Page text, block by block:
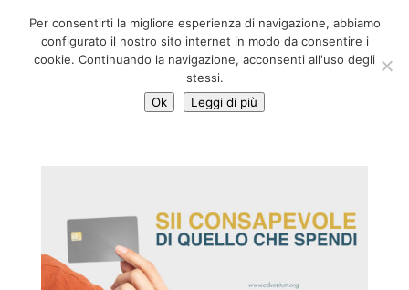
info@adventum.org
Per consentirti la migliore esperienza di navigazione, abbiamo
configurato il nostro sito internet in modo da consentire i
cookie. Continuando la navigazione, acconsenti all'uso degli
stessi.
Ok
Leggi di più